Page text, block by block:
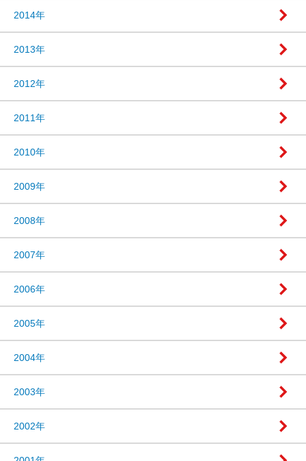
2014年
2013年
2012年
2011年
2010年
2009年
2008年
2007年
2006年
2005年
2004年
2003年
2002年